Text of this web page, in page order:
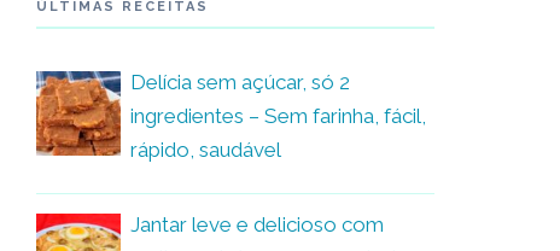
ÚLTIMAS RECEITAS
Delícia sem açúcar, só 2
ingredientes – Sem farinha, fácil,
rápido, saudável
Jantar leve e delicioso com